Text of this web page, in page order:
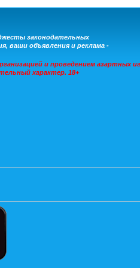
законодательных
ваши объявления и реклама -
и проведением азартных
характер. 18+